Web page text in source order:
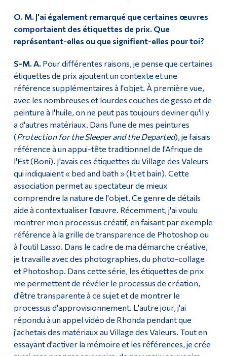
O. M. J'ai également remarqué que certaines œuvres
comportaient des étiquettes de prix. Que
représentent-elles ou que signifient-elles pour toi?
S-M. A. Pour différentes raisons, je pense que certaines
étiquettes de prix ajoutent un contexte et une
référence supplémentaires à l'objet. À première vue,
avec les nombreuses et lourdes couches de gesso et de
peinture à l'huile, on ne peut pas toujours deviner qu'il y
a d'autres matériaux. Dans l'une de mes peintures
(Protection for the Sleeper and the Departed), je faisais
référence à un appui-tête traditionnel de l'Afrique de
l'Est (Boni). J'avais ces étiquettes du Village des Valeurs
qui indiquaient « bed and bath » (lit et bain). Cette
association permet au spectateur de mieux
comprendre la nature de l'objet. Ce genre de détails
aide à contextualiser l'œuvre. Récemment, j'ai voulu
montrer mon processus créatif, en faisant par exemple
référence à la grille de transparence de Photoshop ou
à l'outil Lasso. Dans le cadre de ma démarche créative,
je travaille avec des photographies, du photo-collage
et Photoshop. Dans cette série, les étiquettes de prix
me permettent de révéler le processus de création,
d'être transparente à ce sujet et de montrer le
processus d'approvisionnement. L'autre jour, j'ai
répondu à un appel vidéo de Rhonda pendant que
j'achetais des matériaux au Village des Valeurs. Tout en
essayant d'activer la mémoire et les références, je crée